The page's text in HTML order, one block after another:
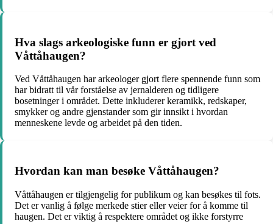
Hva slags arkeologiske funn er gjort ved
Våttåhaugen?
Ved Våttåhaugen har arkeologer gjort flere spennende funn som
har bidratt til vår forståelse av jernalderen og tidligere
bosetninger i området. Dette inkluderer keramikk, redskaper,
smykker og andre gjenstander som gir innsikt i hvordan
menneskene levde og arbeidet på den tiden.
Hvordan kan man besøke Våttåhaugen?
Våttåhaugen er tilgjengelig for publikum og kan besøkes til fots.
Det er vanlig å følge merkede stier eller veier for å komme til
haugen. Det er viktig å respektere området og ikke forstyrre